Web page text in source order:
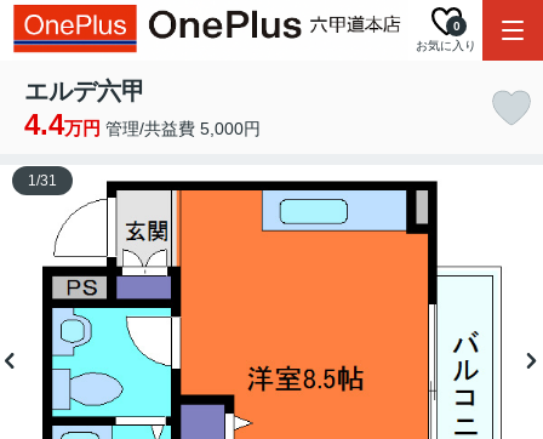
お気に入り
0
エルデ六甲
4.4万円 管理/共益費 5,000円
1/31